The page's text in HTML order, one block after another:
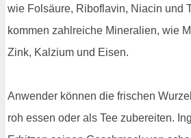
wie Folsäure, Riboflavin, Niacin und
kommen zahlreiche Mineralien, wie
Zink, Kalzium und Eisen.
Anwender können die frischen
roh essen oder als Tee zubereiten.